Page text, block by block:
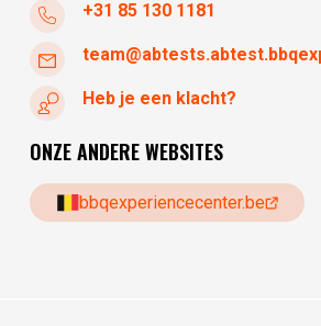
+31 85 130 1181
Heb je een klacht?
ONZE ANDERE WEBSITES
bbqexperiencecenter.be